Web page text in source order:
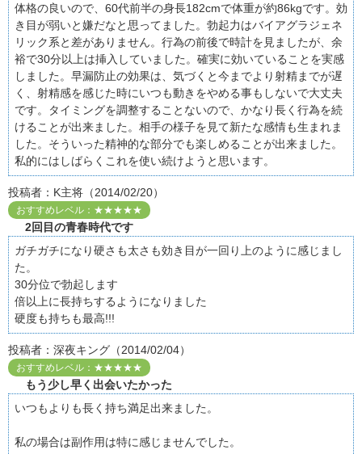
体格の良いので、60代前半の身長182cmで体重が約86kgです。効
き目が弱いと嫌だなと思ってました。勃起力はバイアグラジェネ
リック系と差がありません。行為の前後で時計を見ましたが、余
裕で30分以上は挿入していました。確実に効いていることを実感
しました。早漏防止の効果は、気づくと今までより射精までが遅
く、射精感を感じた時にいつも動きをやめる事もしないで大丈夫
です。タイミングを調整することないので、かなり長く行為を続
けることが出来ました。相手の様子を見て新たな感情も生まれま
した。そういった精神的な部分でも楽しめることが出来ました。
私的にはしばらくこれを使い続けようと思います。
投稿者：K主将（2014/02/20）
おすすめレベル：★★★★★
2回目の青春時代です
ガチガチになり硬さも太さも効き目が一回り上のように感じまし
た。
30分位で勃起します
倍以上に長持ちするようになりました
硬度も持ちも最高!!!
投稿者：深夜キング（2014/02/04）
おすすめレベル：★★★★★
もう少し早く出会いたかった
いつもよりも長く持ち満足出来ました。
私の場合は副作用は特に感じませんでした。